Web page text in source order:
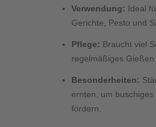
Verwendung: Ideal
Gerichte, Pesto und
Pflege: Braucht viel
regelmäßiges Gießen.
Besonderheiten:
ernten, um buschiges
fördern.